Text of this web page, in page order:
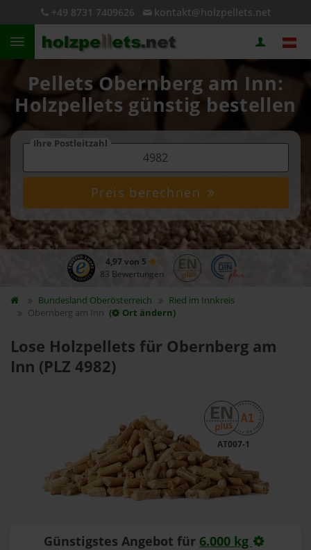
+49 8731 7409626 kontakt@holzpellets.net
Pellets Obernberg am Inn:
Holzpellets günstig bestellen
Ihre Postleitzahl
Preis berechnen
4,97 von 5
83 Bewertungen
Bundesland Oberösterreich
Ried im Innkreis
Obernberg am Inn ( Ort ändern)
Lose Holzpellets für Obernberg am
Inn (PLZ 4982)
AT007-1
Günstigstes Angebot für 6.000 kg